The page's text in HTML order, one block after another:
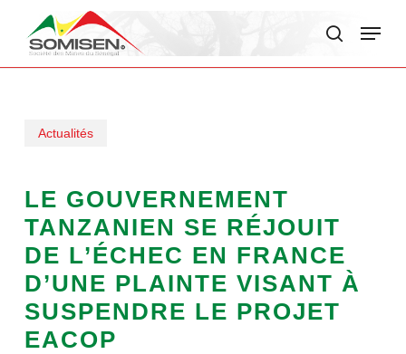
Menu
Actualités
LE GOUVERNEMENT
TANZANIEN SE RÉJOUIT
DE L’ÉCHEC EN FRANCE
D’UNE PLAINTE VISANT À
SUSPENDRE LE PROJET
EACOP